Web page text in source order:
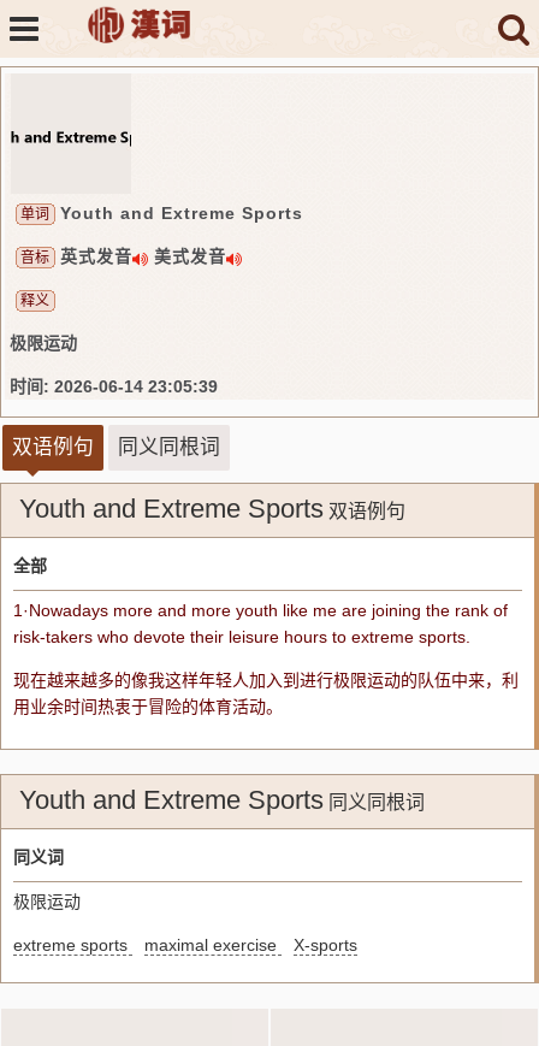
单词 Youth and Extreme Sports
音标 英式发音 美式发音
释义
极限运动
时间: 2026-06-14 23:05:39
双语例句 同义同根词
Youth and Extreme Sports 双语例句
全部
1·Nowadays more and more youth like me are joining the rank of
risk-takers who devote their leisure hours to extreme sports
现在越来越多的像我这样年轻人加入到进行极限运动的队伍中来，利
用业余时间热衷于冒险的体育活动。
Youth and Extreme Sports 同义同根词
同义词
极限运动
extreme sports maximal exercise X-sports